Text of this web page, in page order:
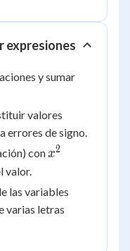
expresiones
y sumar
valores
errores de signo.
con x^2
x2
valor.
las variables
varias letras